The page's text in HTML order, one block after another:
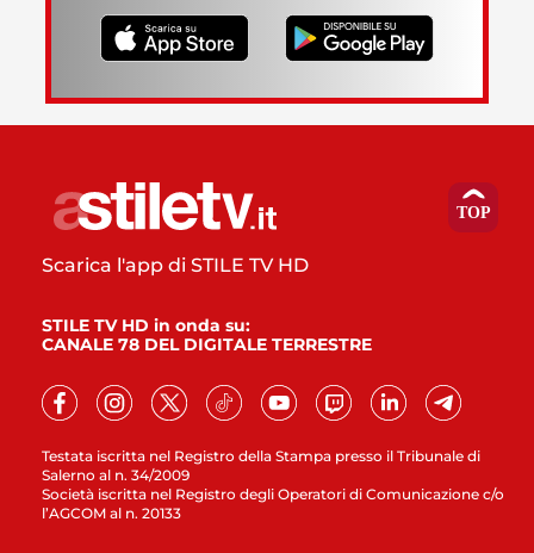
Testata iscritta nel Registro della Stampa presso il Tribunale di
Salerno al n. 34/2009
Società iscritta nel Registro degli Operatori di Comunicazione c/o
l’AGCOM al n. 20133
Scarica l'app di STILE TV HD
STILE TV HD in onda su:
CANALE 78 DEL DIGITALE TERRESTRE